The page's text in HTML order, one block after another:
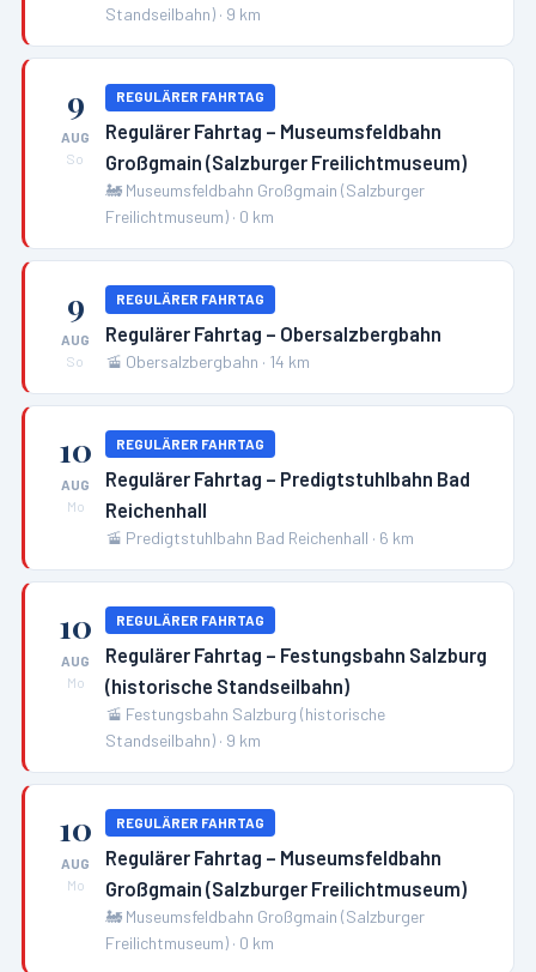
Standseilbahn) · 9 km
9
AUG
So
REGULÄRER FAHRTAG
Regulärer Fahrtag – Museumsfeldbahn
Großgmain (Salzburger Freilichtmuseum)
🚂 Museumsfeldbahn Großgmain (Salzburger
Freilichtmuseum) · 0 km
9
AUG
So
REGULÄRER FAHRTAG
Regulärer Fahrtag – Obersalzbergbahn
🚡 Obersalzbergbahn · 14 km
10
AUG
Mo
REGULÄRER FAHRTAG
Regulärer Fahrtag – Predigtstuhlbahn Bad
Reichenhall
🚡 Predigtstuhlbahn Bad Reichenhall · 6 km
10
AUG
Mo
REGULÄRER FAHRTAG
Regulärer Fahrtag – Festungsbahn Salzburg
(historische Standseilbahn)
🚡 Festungsbahn Salzburg (historische
Standseilbahn) · 9 km
10
AUG
Mo
REGULÄRER FAHRTAG
Regulärer Fahrtag – Museumsfeldbahn
Großgmain (Salzburger Freilichtmuseum)
🚂 Museumsfeldbahn Großgmain (Salzburger
Freilichtmuseum) · 0 km